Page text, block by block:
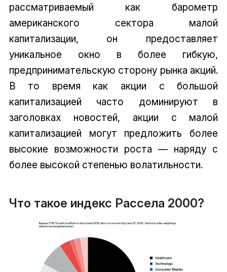
рассматриваемый как барометр
американского сектора малой
капитализации, он предоставляет
уникальное окно в более гибкую,
предпринимательскую сторону рынка акций.
В то время как акции с большой
капитализацией часто доминируют в
заголовках новостей, акции с малой
капитализацией могут предложить более
высокие возможности роста — наряду с
более высокой степенью волатильности.
Что такое индекс Рассела 2000?